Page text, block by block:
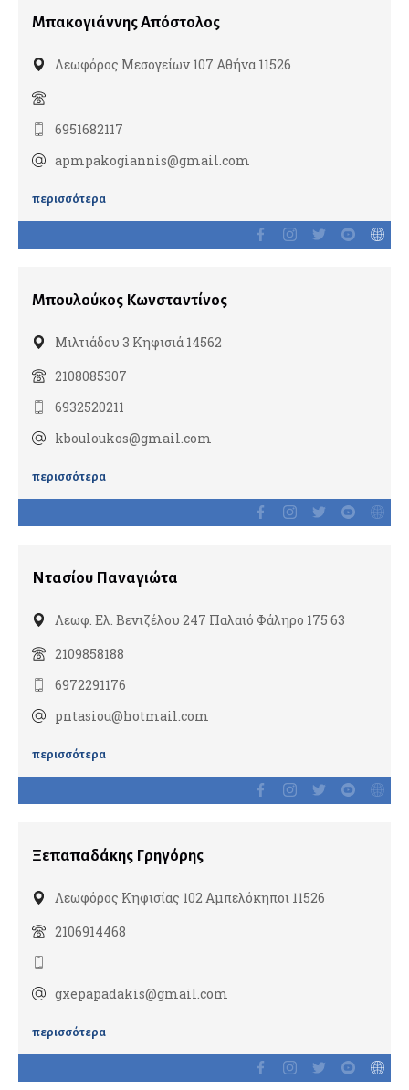
Χειρουργική ώμου
Χειρουργοί σπονδυλικής στήλης
Ουρολόγοι
Ανδρολόγοι
Παιδοοφθαλμίατροι
Παθολόγοι
Διαβητολόγοι
Ειδικοί παθολόγοι
Κλινικοί Υπερτασιολόγοι
Ογκολόγοι
Παιδίατροι
Νεογνολόγοι
Παιδοορθοπαιδικοί
Παιδοχειρουργοί
Αισθητική ιατρική
Φυματιολόγοι
Φυσίατροι
Μπακογιάννης Απόστολος
Λεωφόρος Μεσογείων 107 Αθήνα 11526
6951682117
apmpakogiannis@gmail.com
περισσότερα
Μπουλούκος Κωνσταντίνος
Μιλτιάδου 3 Κηφισιά 14562
2108085307
6932520211
kbouloukos@gmail.com
περισσότερα
Ντασίου Παναγιώτα
Λεωφ. Ελ. Βενιζέλου 247 Παλαιό Φάληρο 175 63
2109858188
6972291176
pntasiou@hotmail.com
περισσότερα
Ξεπαπαδάκης Γρηγόρης
Λεωφόρος Κηφισίας 102 Αμπελόκηποι 11526
2106914468
gxepapadakis@gmail.com
περισσότερα